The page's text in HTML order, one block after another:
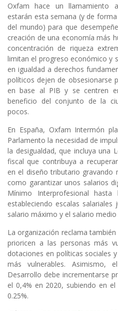
Oxfam hace un llamamiento
estarán esta semana (y de
del mundo) para que
creación de una economía más
concentración de riqueza
limitan el progreso económico y
en igualdad a derechos
políticos dejen de obsesionarse
en base al PIB y se centren
beneficio del conjunto de la
pocos.
En España, Oxfam Intermón
Parlamento la necesidad de
la desigualdad, que incluya una
fiscal que contribuya a
en el diseño tributario gravando
como garantizar unos salarios
Mínimo Interprofesional
estableciendo escalas
salario máximo y el salario
La organización reclama
prioricen a las personas más
dotaciones en políticas sociales
más vulnerables. Asimismo,
Desarrollo debe incrementarse
el 0,4% en 2020, subiendo en
0.25%.